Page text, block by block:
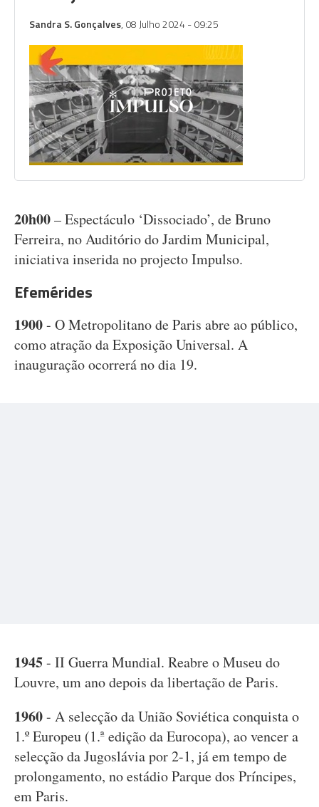
Sandra S. Gonçalves, 08 Julho 2024 - 09:25
20h00– Espectáculo ‘Dissociado’, de Bruno
Ferreira, no Auditório do Jardim Municipal,
iniciativa inserida no projecto Impulso.
Efemérides
1900- O Metropolitano de Paris abre ao público,
como atração da Exposição Universal. A
inauguração ocorrerá no dia 19.
1945- II Guerra Mundial. Reabre o Museu do
Louvre, um ano depois da libertação de Paris.
1960- A selecção da União Soviética conquista o
1.º Europeu (1.ª edição da Eurocopa), ao vencer a
selecção da Jugoslávia por 2-1, já em tempo de
prolongamento, no estádio Parque dos Príncipes,
em Paris.